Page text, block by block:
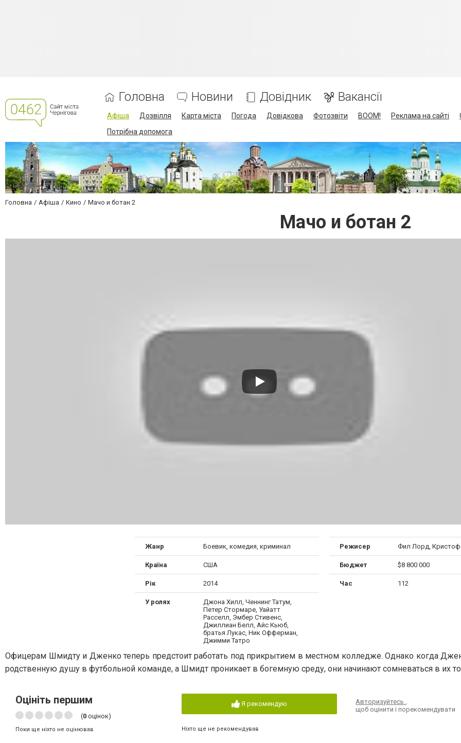
Головна Новини Довідник Вакансії
Афіша Дозвілля Карта міста Погода Довідкова Фотозвіти BOOM! Реклама на сайті
Потрібна допомога
Головна Афіша Кино Мачо и ботан 2
Мачо и ботан 2
Жанр Боевик, комедия, криминал
Країна США
Рік 2014
У ролях
Джона Хилл, Ченнинг Татум,
Петер Стормаре, Уайатт
Расселл, Эмбер Стивенс,
Джиллиан Белл, Айс Кьюб,
братья Лукас, Ник Офферман,
Джимми Татро
Режисер Фил Лорд,
Бюджет $8 800 000
Час 112
Офицерам Шмидту и Дженко теперь предстоит работать под прикрытием в местном колледже. Однако когда
родственную душу в футбольной команде, а Шмидт проникает в богемную среду, они начинают сомневаться в их
Оцініть першим
(0 оцінок)
Поки ще ніхто не оцінював
Я рекомендую
Ніхто ще не рекомендував
Авторизуйтесь
щоб оцінити і порекомендувати